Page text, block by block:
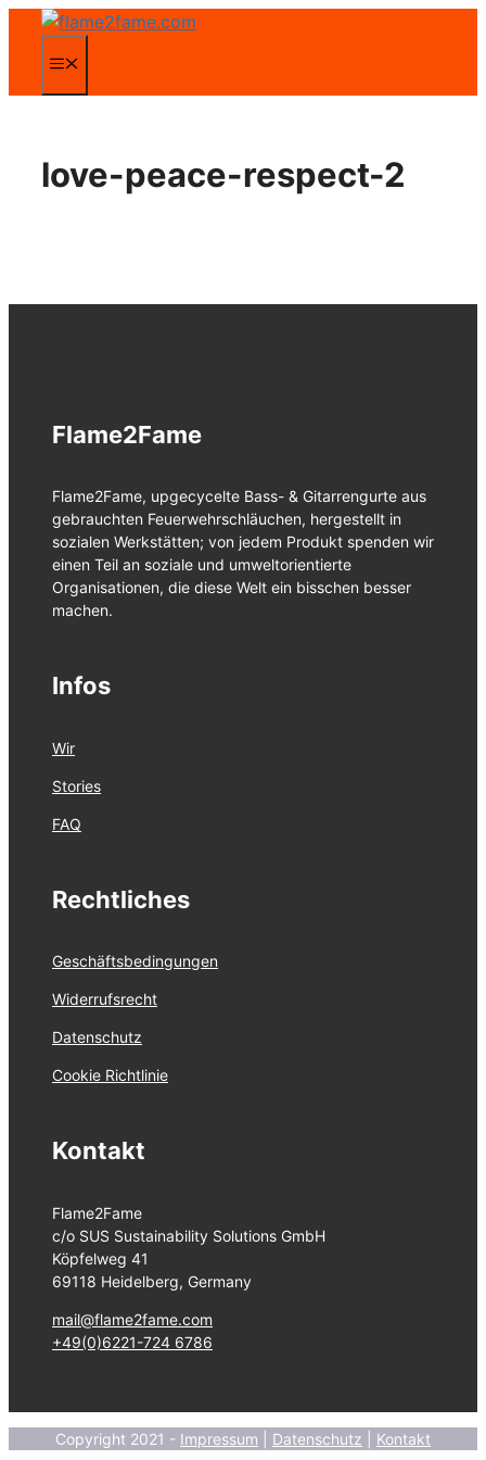
Zum
springenMenü
love-peace-respect-2
Flame2Fame
Flame2Fame, upgecycelte Bass- & Gitarrengurte aus
gebrauchten Feuerwehrschläuchen, hergestellt in
sozialen Werkstätten; von jedem Produkt spenden wir
einen Teil an soziale und umweltorientierte
Organisationen, die diese Welt ein bisschen besser
machen.
Infos
Wir
Stories
FAQ
Rechtliches
Geschäftsbedingungen
Widerrufsrecht
Datenschutz
Cookie Richtlinie
Kontakt
Flame2Fame
c/o SUS Sustainability Solutions GmbH
Köpfelweg 41
69118 Heidelberg, Germany
mail@flame2fame.com
+49(0)6221-724 6786
Copyright 2021 - Impressum Datenschutz Kontakt